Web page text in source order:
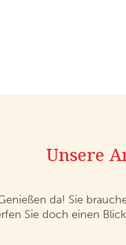
Unsere
da! Sie
Sie doch einen